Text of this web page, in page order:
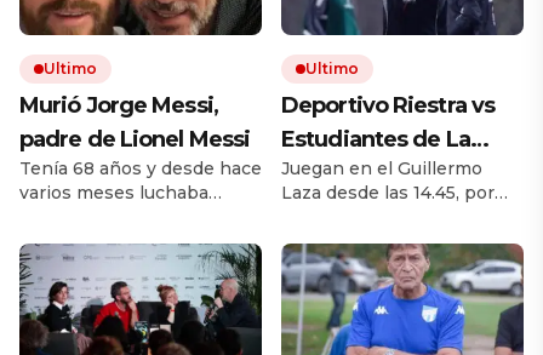
Ultimo
Murió Jorge Messi,
padre de Lionel Messi
Tenía 68 años y desde hace
varios meses luchaba
Padre, representante y
administrador, fue una
figura decisiva en la carrera
de su hijo. Desde los
primeros pasos en Rosario
Ultimo
Deportivo Riestra vs
Estudiantes de La
Plata, por el Torneo
Clausura EN VIVO: a
qué hora juegan,
formaciones y cómo
ver el partido
Juegan en el Guillermo
Laza desde las 14.45, por
Duró busca recuperarse de
dos derrotas al hilo. El
Pincha viene de caer ante
Boca.